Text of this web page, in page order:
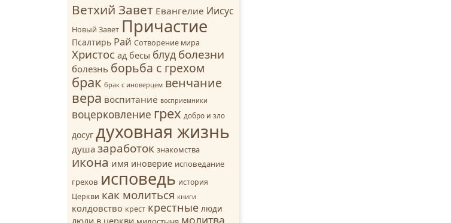
Ветхий Завет Евангелие Иисус
Новый Завет Причастие
Псалтирь Рай Сотворение мира
Христос ад бесы блуд болезни
болезнь борьба с грехом
брак брак с иноверцем венчание
вера воспитание восприемники
воцерковление грех добро и зло
досуг духовная жизнь
душа заработок знакомства
икона имя иноверие исповедание
грехов исповедь история
Церкви как молиться книги
колдовство крест крестные люди
люди в церкви
молитва